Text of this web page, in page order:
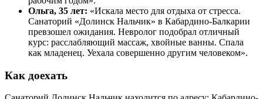
Ольга, 35 лет: «Искала место для отдыха от стресса.
Санаторий «Долинск Нальчик» в Кабардино-Балкарии
превзошел ожидания. Невролог подобрал отличный
курс: расслабляющий массаж, хвойные ванны. Спала
как младенец. Уехала совершенно другим человеком».
Как доехать